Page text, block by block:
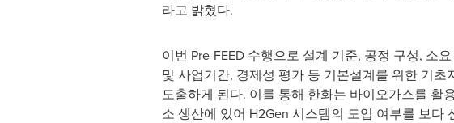
라고 밝혔다.
이번 Pre-FEED 수행으로 설계 기준, 공정 구성, 소
및 사업기간, 경제성 평가 등 기본설계를 위한 기초
도출하게 된다. 이를 통해 한화는 바이오가스를 활
소 생산에 있어 H2Gen 시스템의 도입 여부를 보다